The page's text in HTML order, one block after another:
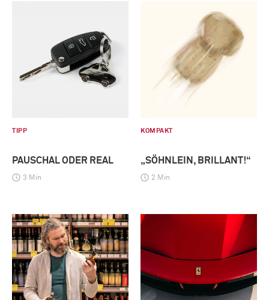
TIPP
PAUSCHAL ODER REAL
3 Min
KOMPAKT
„SÖHNLEIN, BRILLANT!“
2 Min